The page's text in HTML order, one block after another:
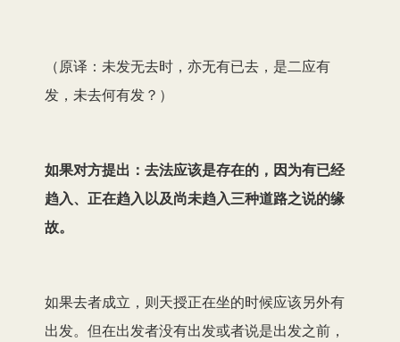
（原译：未发无去时，亦无有已去，是二应有
发，未去何有发？）
如果对方提出：去法应该是存在的，因为有已经
趋入、正在趋入以及尚未趋入三种道路之说的缘
故。
如果去者成立，则天授正在坐的时候应该另外有
出发。但在出发者没有出发或者说是出发之前，